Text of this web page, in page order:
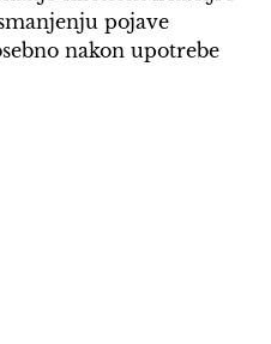
pojave
nakon upotrebe